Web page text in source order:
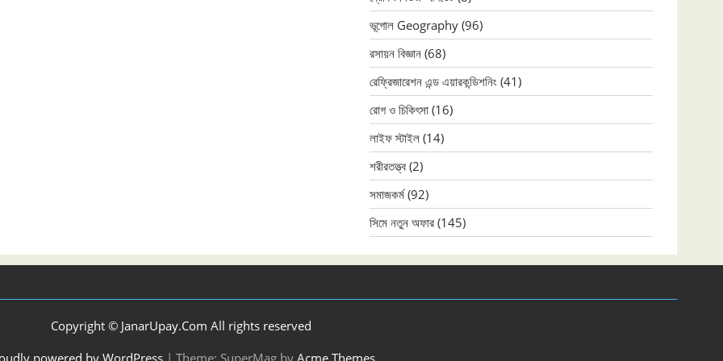
ভূগোল Geography (96)
রসায়ন বিজ্ঞান (68)
রেফ্রিজারেশন এন্ড এয়ারকন্ডিশনিং (41)
রোগ ও চিকিৎসা (16)
লাইফ স্টাইল (14)
শরীরতত্ত্ব (2)
সমাজকর্ম(92)
সিমে নতুন ‍অফার (145)
Copyright © JanarUpay.Com All rights reserved
powered by WordPress | Theme: SuperMag by Acme Themes